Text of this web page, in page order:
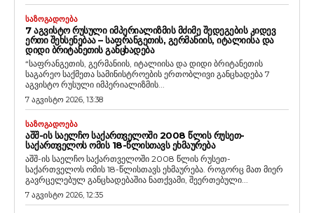
ᲡᲐᲖᲝᲒᲐᲓᲝᲔᲑᲐ
7 ᲐᲒᲕᲘᲡᲢᲝ ᲠᲣᲡᲣᲚᲘ ᲘᲛᲞᲔᲠᲘᲐᲚᲘᲖᲛᲘᲡ ᲛᲫᲘᲛᲔ ᲨᲔᲓᲔᲒᲔᲑᲘᲡ ᲙᲘᲓᲔᲕ
ᲔᲠᲗᲘ ᲨᲔᲮᲡᲔᲜᲔᲑᲐᲐ – ᲡᲐᲤᲠᲐᲜᲒᲔᲗᲘᲡ, ᲒᲔᲠᲛᲐᲜᲘᲘᲡ, ᲘᲢᲐᲚᲘᲘᲡᲐ ᲓᲐ
ᲓᲘᲓᲘ ᲑᲠᲘᲢᲐᲜᲔᲗᲘᲡ ᲒᲐᲜᲪᲮᲐᲓᲔᲑᲐ
“საფრანგეთის, გერმანიის, იტალიისა და დიდი ბრიტანეთის
საგარეო საქმეთა სამინისტროების ერთობლივი განცხადება 7
აგვისტო რუსული იმპერიალიზმის...
7 აგვისტო 2026, 13:38
ᲡᲐᲖᲝᲒᲐᲓᲝᲔᲑᲐ
ᲐᲨᲨ-ᲘᲡ ᲡᲐᲔᲚᲩᲝ ᲡᲐᲥᲐᲠᲗᲕᲔᲚᲝᲨᲘ 2008 ᲬᲚᲘᲡ ᲠᲣᲡᲔᲗ-
ᲡᲐᲥᲐᲠᲗᲕᲔᲚᲝᲡ ᲝᲛᲘᲡ 18-ᲬᲚᲘᲡᲗᲐᲕᲡ ᲔᲮᲛᲐᲣᲠᲔᲑᲐ
აშშ-ის საელჩო საქართველოში 2008 წლის რუსეთ-
საქართველოს ომის 18-წლისთავს ეხმაურება. როგორც მათ მიერ
გავრცელებულ განცხადებაშია ნათქვამი, შეერთებული...
7 აგვისტო 2026, 12:35